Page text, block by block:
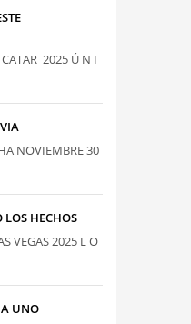
2025 Ú N I
NOVIEMBRE 30
LOS HECHOS
VEGAS 2025 L O
UNO